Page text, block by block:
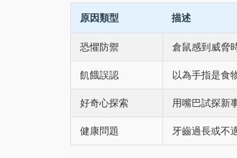
原因類型 描述
恐懼防禦 倉鼠感到威脅
飢餓誤認 以為手指是食
好奇心探索 用嘴巴試探新
健康問題 牙齒過長或不